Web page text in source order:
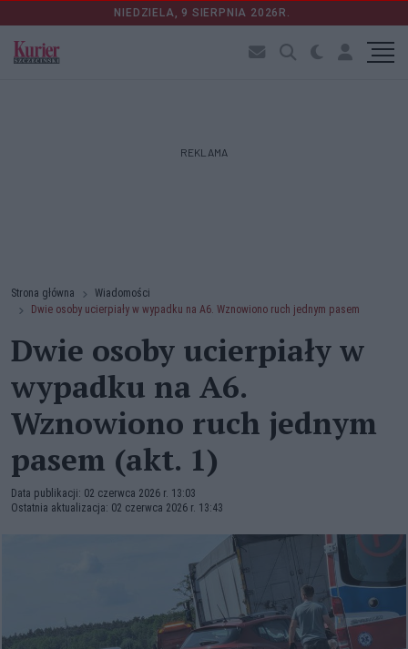
NIEDZIELA, 9 SIERPNIA 2026R.
REKLAMA
Strona główna
Wiadomości
Dwie osoby ucierpiały w wypadku na A6. Wznowiono ruch jednym pasem
Dwie osoby ucierpiały w
wypadku na A6.
Wznowiono ruch jednym
pasem (akt. 1)
Data publikacji: 02 czerwca 2026 r. 13:03
Ostatnia aktualizacja: 02 czerwca 2026 r. 13:43